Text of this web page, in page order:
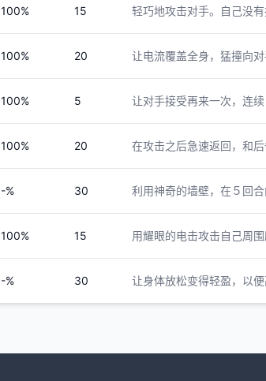
100% 15 轻巧地攻击对手。自己没
100% 20 让电流覆盖全身，猛撞向
100% 5 让对手接受再来一次，连
100% 20 在攻击之后急速返回，和后
-% 30 利用神奇的墙壁，在５回
100% 15 用耀眼的电击攻击自己周
-% 30 让身体放松变得轻盈，以